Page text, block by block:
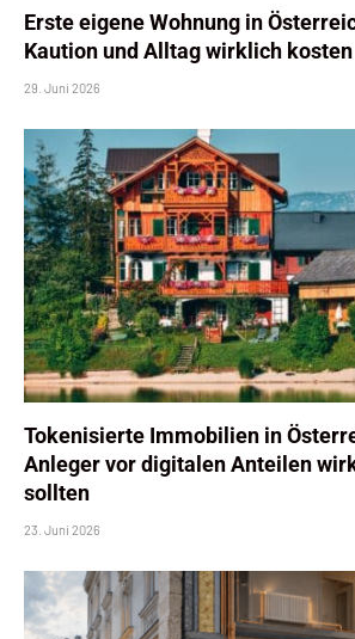
Erste eigene Wohnung in
Kaution und Alltag wirklich kosten
29. Juni 2026
Tokenisierte Immobilien in
Anleger vor digitalen Anteilen
sollten
23. Juni 2026